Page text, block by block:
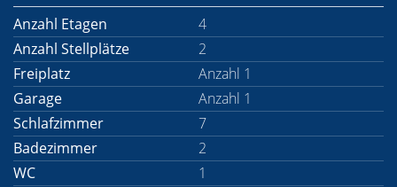
Anzahl Etagen
4
Anzahl Stellplätze
2
Freiplatz
Anzahl 1
Garage
Anzahl 1
Schlafzimmer
7
Badezimmer
2
WC
1